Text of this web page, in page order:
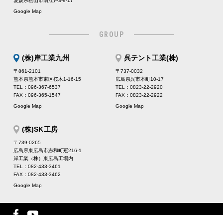
Google Map
GROUP
(株)岸工業九州
〒861-2101
熊本県熊本市東区桜木1-16-15
TEL：096-367-6537
FAX：096-365-1547
Google Map
呉テント工業(株)
〒737-0032
広島県呉市本町10-17
TEL：0823-22-2920
FAX：0823-22-2922
Google Map
(株)SK工房
〒739-0265
広島県東広島市志和町冠216-1
岸工業（株）東広島工場内
TEL：082-433-3461
FAX：082-433-3462
Google Map